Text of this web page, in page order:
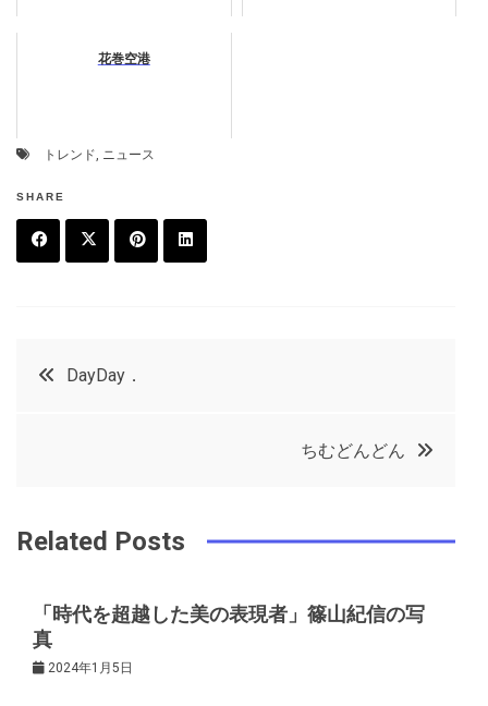
花巻空港
トレンド, ニュース
SHARE
k
t
e
t
投
ビ
ゲ
ー
DayDay．
ちむどんどん
Related Posts
「時代を超越した美の表現者」篠山紀信の写
真
2024年1月5日